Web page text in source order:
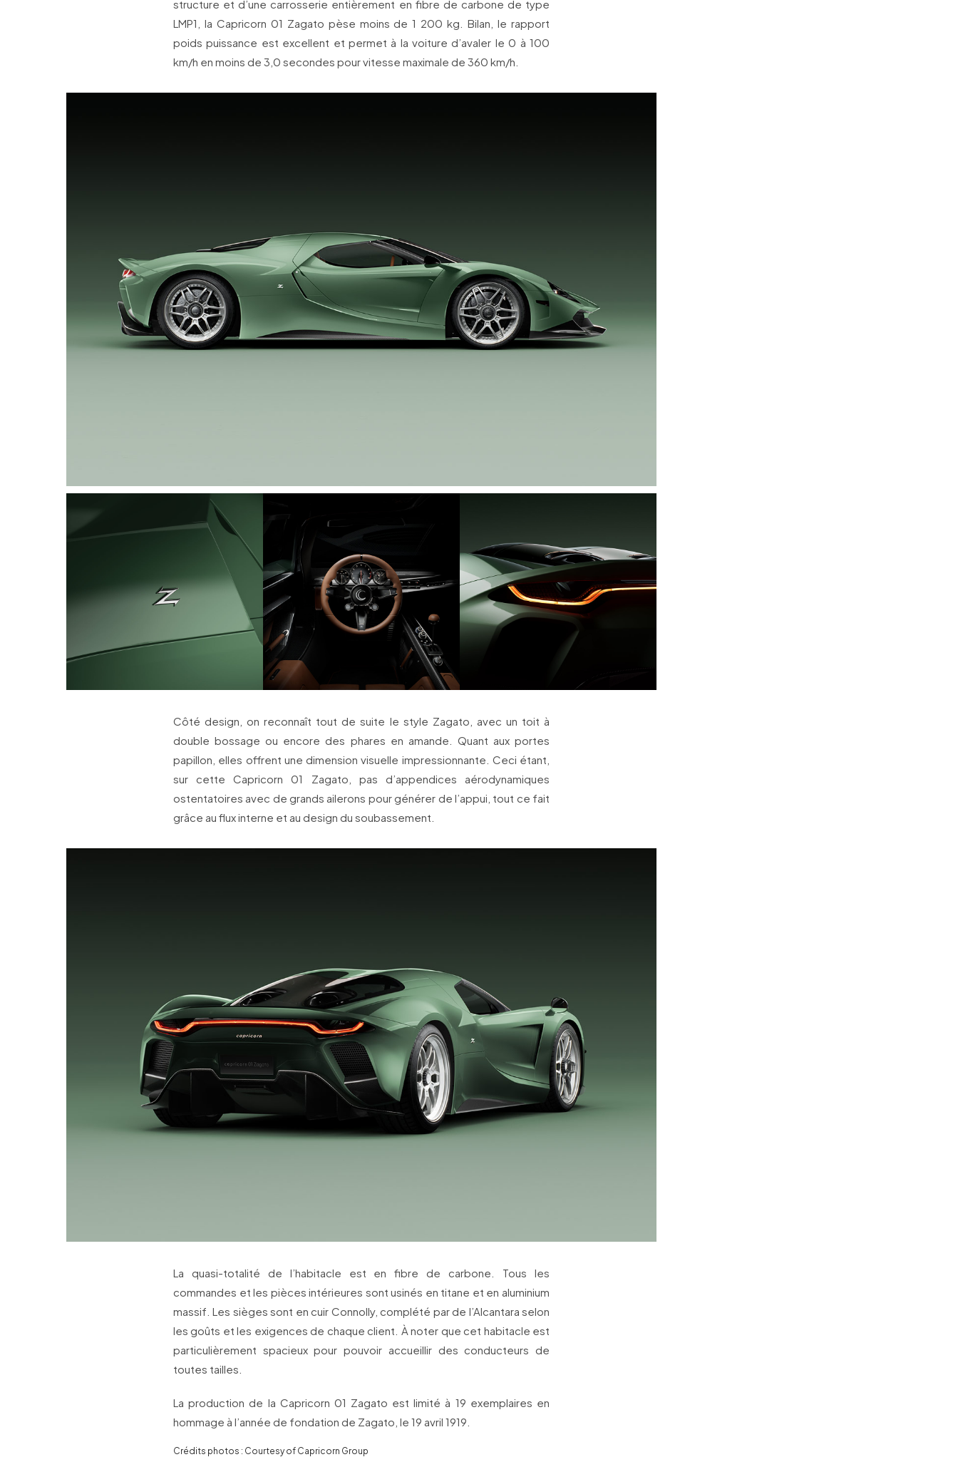
structure et d’une carrosserie entièrement en fibre de carbone de type
LMP1, la Capricorn 01 Zagato pèse moins de 1 200 kg. Bilan, le rapport
poids puissance est excellent et permet à la voiture d’avaler le 0 à 100
km/h en moins de 3,0 secondes pour vitesse maximale de 360 km/h.
Côté design, on reconnaît tout de suite le style Zagato, avec un toit à
double bossage ou encore des phares en amande. Quant aux portes
papillon, elles offrent une dimension visuelle impressionnante. Ceci étant,
sur cette Capricorn 01 Zagato, pas d’appendices aérodynamiques
ostentatoires avec de grands ailerons pour générer de l’appui, tout ce fait
grâce au flux interne et au design du soubassement.
La quasi-totalité de l’habitacle est en fibre de carbone. Tous les
commandes et les pièces intérieures sont usinés en titane et en aluminium
massif. Les sièges sont en cuir Connolly, complété par de l’Alcantara selon
les goûts et les exigences de chaque client. À noter que cet habitacle est
particulièrement spacieux pour pouvoir accueillir des conducteurs de
toutes tailles.
La production de la Capricorn 01 Zagato est limité à 19 exemplaires en
hommage à l’année de fondation de Zagato, le 19 avril 1919.
Crédits photos : Courtesy of Capricorn Group